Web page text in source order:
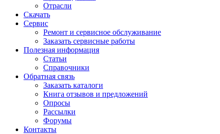
Отрасли
Скачать
Сервис
Ремонт и сервисное обслуживание
Заказать сервисные работы
Полезная информация
Статьи
Справочники
Обратная связь
Заказать каталоги
Книга отзывов и предложений
Опросы
Рассылки
Форумы
Контакты